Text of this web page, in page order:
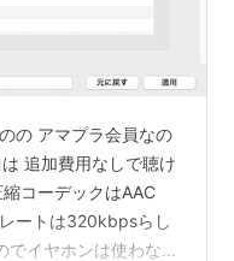
の アマプラ会員なの
追加費用なしで聴け
コーデックはAAC
ートは320kbpsらし
でイヤホンは使わない